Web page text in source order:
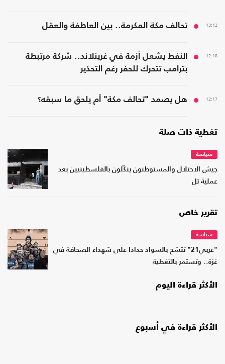
13:12 تحالف مكة المكرمة.. بين العاطفة والعقل
12:18
النفط يشعل أزمة في غرينلاند.. شركة مرتبطة
بترامب تتحرك للحفر رغم التحذير
12:17 هل يصمد "تحالف مكة" أم يلحق ما سبقه؟
تغطية ذات صلة
سياسة
جيش الاحتلال والمستوطنون ينكّلون بالفلسطينيين بعد
عملية تل
تقرير خاص
سياسة
"عربي21" تتشح بالسواد حدادا على شهداء الصحافة في
غزة.. وتستمر بالتغطية
الأكثر قراءة اليوم
الأكثر قراءة في أسبوع